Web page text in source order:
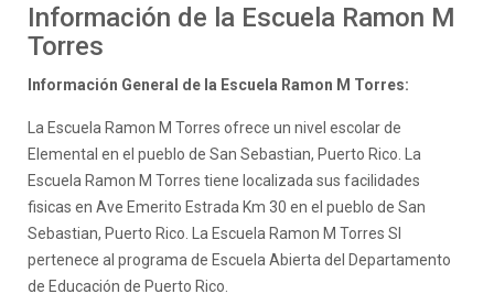
Información de la Escuela Ramon M
Torres
Información General de la Escuela Ramon M Torres:
La Escuela Ramon M Torres ofrece un nivel escolar de
Elemental en el pueblo de San Sebastian, Puerto Rico. La
Escuela Ramon M Torres tiene localizada sus facilidades
fisicas en Ave Emerito Estrada Km 30 en el pueblo de San
Sebastian, Puerto Rico. La Escuela Ramon M Torres SI
pertenece al programa de Escuela Abierta del Departamento
de Educación de Puerto Rico.